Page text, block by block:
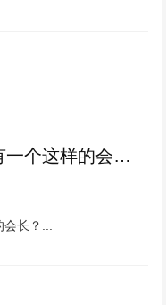
初入游戏之时，你是否也有一个这样的会长？
长？...